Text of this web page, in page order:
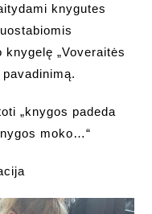
knygutes
„Voveraitės
„knygos padeda
moko…“